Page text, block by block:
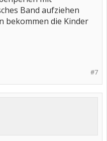
Band aufziehen
bekommen die Kinder
#7